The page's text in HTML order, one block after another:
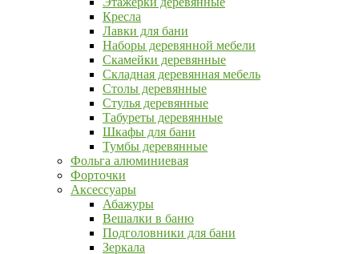
Кресла
Лавки для бани
Наборы деревянной мебели
Скамейки деревянные
Складная деревянная мебель
Столы деревянные
Стулья деревянные
Табуреты деревянные
Шкафы для бани
Тумбы деревянные
Фольга алюминиевая
Форточки
Аксессуары
Абажуры
Вешалки в баню
Подголовники для бани
Зеркала